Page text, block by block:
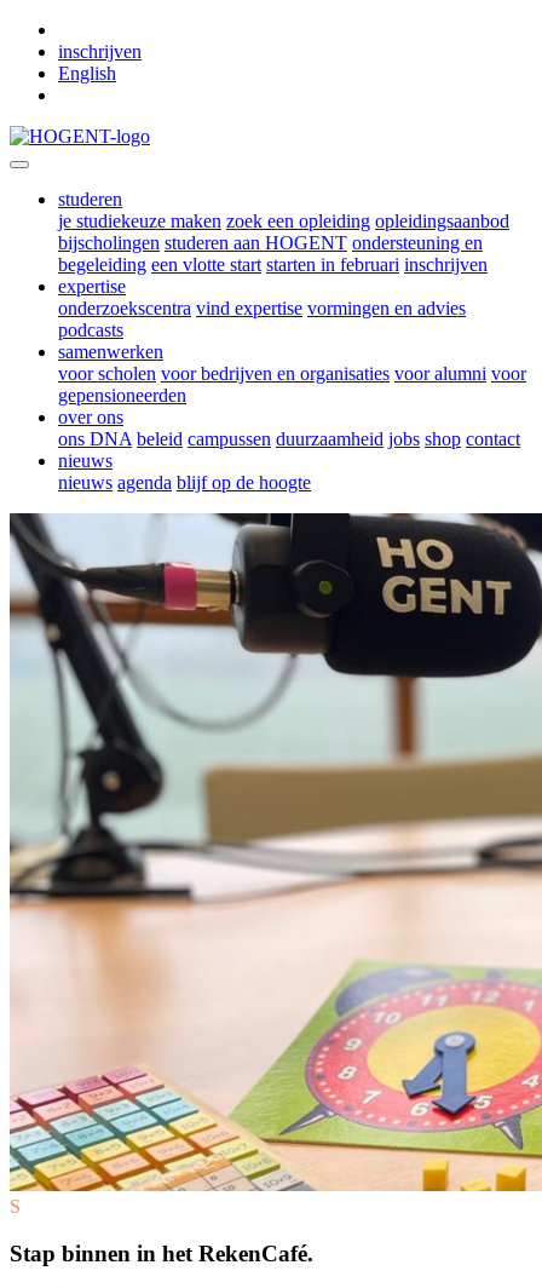
inschrijven
English
studeren
je studiekeuze maken zoek een opleiding opleidingsaanbod
bijscholingen studeren aan HOGENT ondersteuning en
begeleiding een vlotte start starten in februari inschrijven
expertise
onderzoekscentra vind expertise vormingen en advies
podcasts
samenwerken
voor scholen voor bedrijven en organisaties voor alumni voor
gepensioneerden
over ons
ons DNA beleid campussen duurzaamheid jobs shop contact
nieuws
nieuws agenda blijf op de hoogte
S
Stap binnen in het RekenCafé.